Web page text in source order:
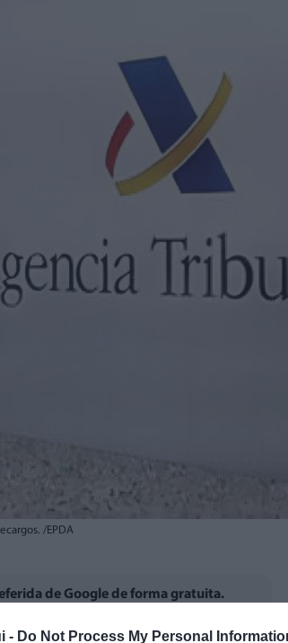
- Do Not Process My Personal
/EPDA
de Google de forma gratuita.